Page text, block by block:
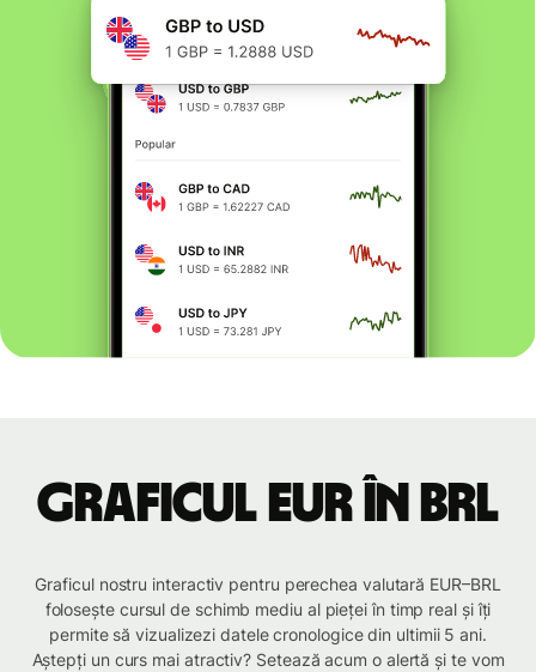
Graficul EUR în BRL
Graficul nostru interactiv pentru perechea valutară EUR–BRL
folosește cursul de schimb mediu al pieței în timp real și îți
permite să vizualizezi datele cronologice din ultimii 5 ani.
Aștepți un curs mai atractiv? Setează acum o alertă și te vom